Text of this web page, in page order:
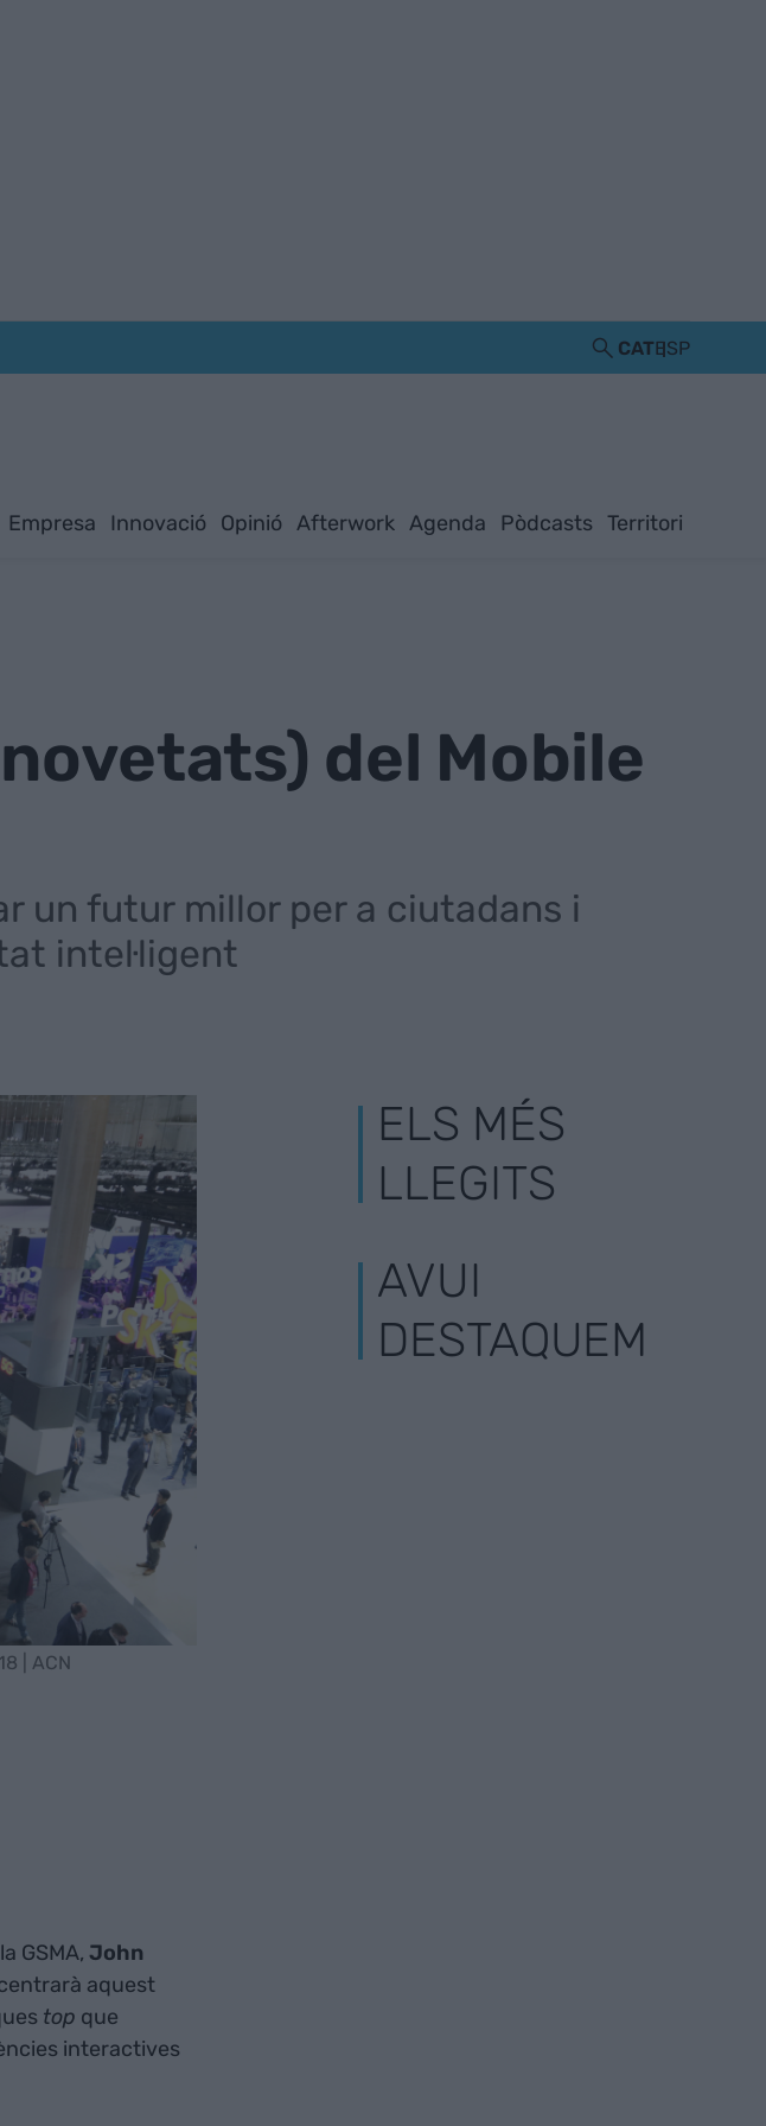
CATESP
Empresa Innovació Opinió Afterwork Agenda Pòdcasts Territori
del Mobile
un futur millor per a ciutadans i
intel·ligent
| ACN
GSMA, John
aquest
top que
interactives
ELS MÉS
LLEGITS
AVUI
DESTAQUEM